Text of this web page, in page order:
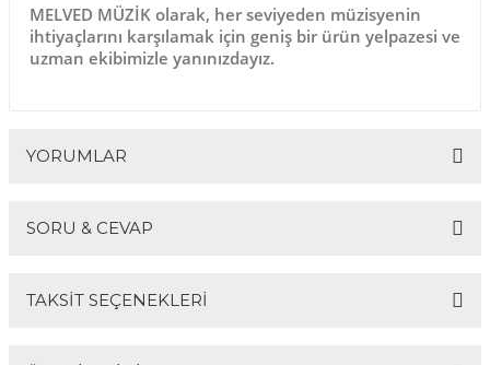
MELVED MÜZİK olarak, her seviyeden müzisyenin
ihtiyaçlarını karşılamak için geniş bir ürün yelpazesi ve
uzman ekibimizle yanınızdayız.
YORUMLAR
SORU & CEVAP
TAKSİT SEÇENEKLERİ